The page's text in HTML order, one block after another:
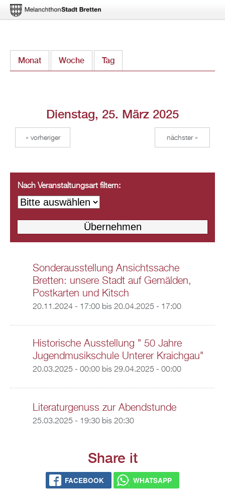
zum
Monat Woche Tag
Dienstag, 25. März 2025
« vorheriger nächster »
Nach Veranstaltungsart filtern:
Sonderausstellung Ansichtssache
Bretten: unsere Stadt auf Gemälden,
Postkarten und Kitsch
20.11.2024 - 17:00bis 20.04.2025 - 17:00
Historische Ausstellung " 50 Jahre
Jugendmusikschule Unterer Kraichgau"
20.03.2025 - 00:00bis 29.04.2025 - 00:00
Literaturgenuss zur Abendstunde
25.03.2025 - 19:30bis 20:30
Share it
FACEBOOK WHATSAPP